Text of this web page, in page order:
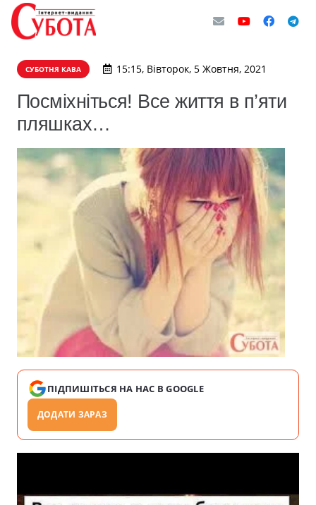
СУБОТНЯ КАВА 15:15, Вівторок, 5 Жовтня, 2021
Посміхніться! Все життя в п’яти
пляшках…
ПІДПИШІТЬСЯ НА НАС В GOOGLE
ДОДАТИ ЗАРАЗ